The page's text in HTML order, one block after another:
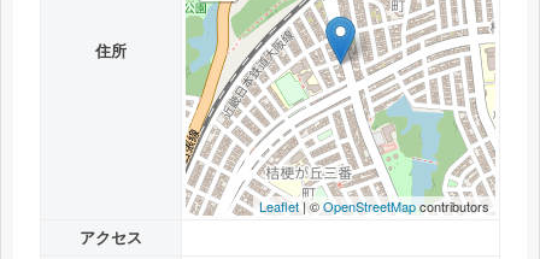
住所
Leaflet| ©OpenStreetMapcontributors
アクセス